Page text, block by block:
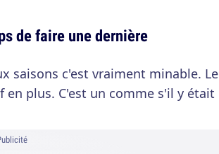
de faire une dernière
saisons c'est vraiment minable. Le
en plus. C'est un comme s'il y était